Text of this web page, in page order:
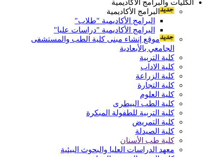
الكليات والبرامج الأكاديمية
البرامج الأكاديمية
البرامج الأكاديمية "طلاب"
البرامج الأكاديمية "دراسات عليا"
موقع إنشاء مبنى كلية الطب والمستشفى
الجامعي بالأبعادية
كلية التربية
كلية الاداب
كلية الزراعة
كلية التجارة
كلية العلوم
كلية الطب البيطرى
كلية التربية للطفولة المبكرة
كلية التمريض
كلية الصيدلة
كلية طب الأسنان
معهد الدراسات العليا والبحوث البيئية